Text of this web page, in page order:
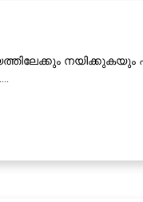
നയിക്കുകയും